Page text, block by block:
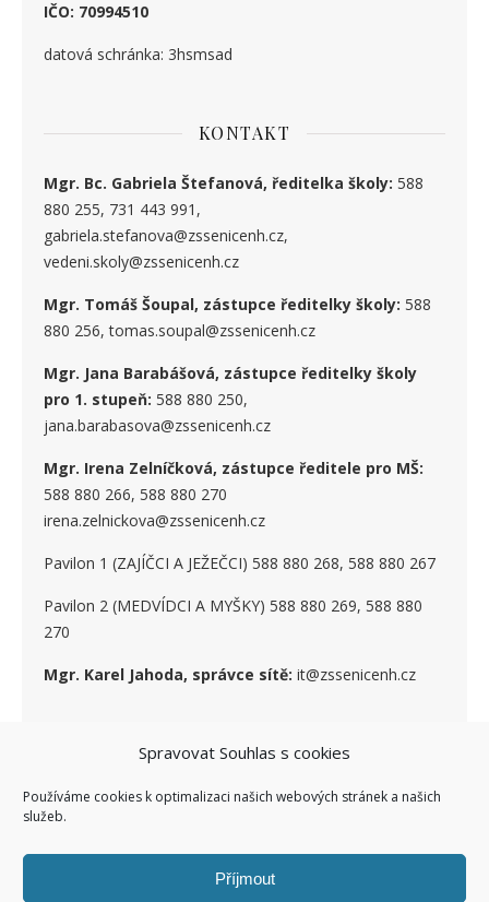
Spravovat Souhlas s cookies
Používáme cookies k optimalizaci našich webových stránek a našich
služeb.
Příjmout
IČO: 70994510
datová schránka: 3hsmsad
KONTAKT
Mgr. Bc. Gabriela Štefanová, ředitelka školy: 588
880 255, 731 443 991,
gabriela.stefanova@zssenicenh.cz,
vedeni.skoly@zssenicenh.cz
Mgr. Tomáš Šoupal, zástupce ředitelky školy: 588
880 256, tomas.soupal@zssenicenh.cz
Mgr. Jana Barabášová, zástupce ředitelky školy
pro 1. stupeň: 588 880 250,
jana.barabasova@zssenicenh.cz
Mgr. Irena Zelníčková, zástupce ředitele pro MŠ:
588 880 266, 588 880 270
irena.zelnickova@zssenicenh.cz
Pavilon 1 (ZAJÍČCI A JEŽEČCI) 588 880 268, 588 880 267
Pavilon 2 (MEDVÍDCI A MYŠKY) 588 880 269, 588 880
270
Mgr. Karel Jahoda, správce sítě: it@zssenicenh.cz
SOCIÁLNÍ SÍTĚ